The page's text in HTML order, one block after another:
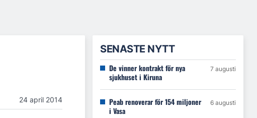
24 april 2014
SENASTE NYTT
De vinner kontrakt för nya
sjukhuset i Kiruna
7 augusti
Peab renoverar för 154 miljoner
i Vasa
6 augusti